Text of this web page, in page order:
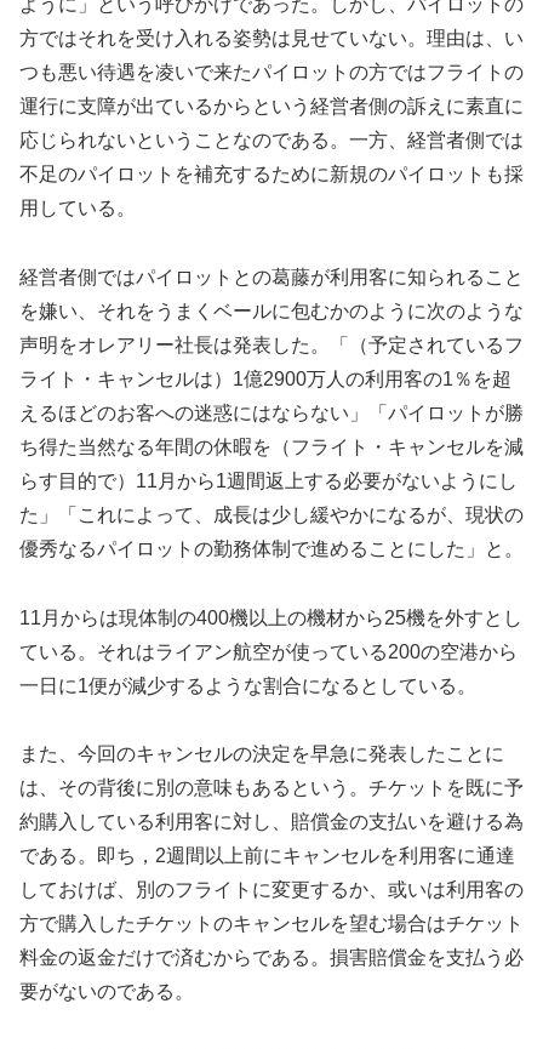
ように」という呼びかけであった。しかし、パイロットの
方ではそれを受け入れる姿勢は見せていない。理由は、い
つも悪い待遇を凌いで来たパイロットの方ではフライトの
運行に支障が出ているからという経営者側の訴えに素直に
応じられないということなのである。一方、経営者側では
不足のパイロットを補充するために新規のパイロットも採
用している。
経営者側ではパイロットとの葛藤が利用客に知られること
を嫌い、それをうまくベールに包むかのように次のような
声明をオレアリー社長は発表した。「（予定されているフ
ライト・キャンセルは）1億2900万人の利用客の1％を超
えるほどのお客への迷惑にはならない」「パイロットが勝
ち得た当然なる年間の休暇を（フライト・キャンセルを減
らす目的で）11月から1週間返上する必要がないようにし
た」「これによって、成長は少し緩やかになるが、現状の
優秀なるパイロットの勤務体制で進めることにした」と。
11月からは現体制の400機以上の機材から25機を外すとし
ている。それはライアン航空が使っている200の空港から
一日に1便が減少するような割合になるとしている。
また、今回のキャンセルの決定を早急に発表したことに
は、その背後に別の意味もあるという。チケットを既に予
約購入している利用客に対し、賠償金の支払いを避ける為
である。即ち，2週間以上前にキャンセルを利用客に通達
しておけば、別のフライトに変更するか、或いは利用客の
方で購入したチケットのキャンセルを望む場合はチケット
料金の返金だけで済むからである。損害賠償金を支払う必
要がないのである。